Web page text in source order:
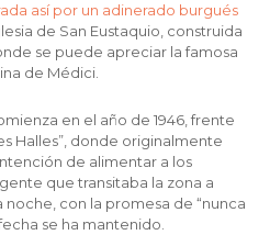
así por un adinerado burgués
de San Eustaquio, construida
se puede apreciar la famosa
de Médici.
en el año de 1946, frente
Halles”, donde originalmente
de alimentar a los
que transitaba la zona a
con la promesa de “nunca
se ha mantenido.